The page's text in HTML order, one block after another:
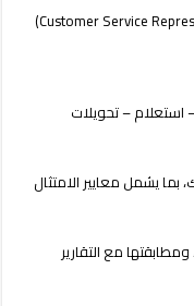
استعلام – تحويلات
بما يشمل معايير الامتثال
مع التقارير